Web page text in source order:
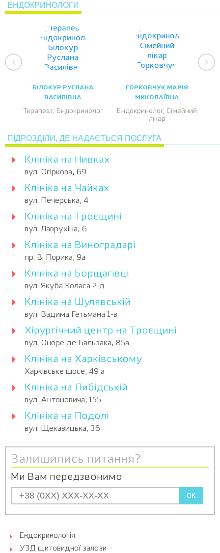
ЕНДОКРИНОЛОГИ
БІЛОКУР РУСЛАНА
ВАСИЛІВНА
Терапевт, Ендокринолог
ГОРКОВЧУК МАРІЯ
МИКОЛАЇВНА
Ендокринолог, Сімейний
лікар
ПІДРОЗДІЛИ, ДЕ НАДАЄТЬСЯ ПОСЛУГА
Клініка на Нивках
вул. Огіркова, 69
Клініка на Чайках
вул. Печерська, 4
Клініка на Троєщині
вул. Лаврухіна, 6
Клініка на Виноградарі
пр. В. Порика, 9а
Клініка на Борщагівці
вул. Якуба Коласа 2-д
Клініка на Шулявській
вул. Вадима Гетьмана 1-в
Хірургічний центр на Троєщині
вул. Оноре де Бальзака, 85а
Клініка на Харківському
Харківське шосе, 49 а
Клініка на Либідській
вул. Антоновича, 155
Клініка на Подолі
вул. Щекавицька, 36
Залишились питання?
Ми Вам передзвонимо
OK
Ендокринологія
УЗД щитовидної залози